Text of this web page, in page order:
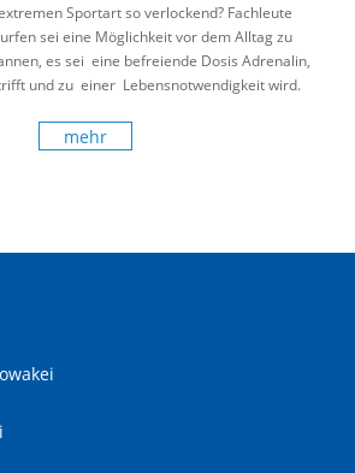
Sportart so verlockend? Fachleute
sei eine Möglichkeit vor dem Alltag zu
es sei eine befreiende Dosis Adrenalin,
und zu einer Lebensnotwendigkeit wird.
mehr